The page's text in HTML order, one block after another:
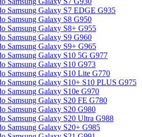
Samsung Galaxy S7 EDGE G935
Samsung Galaxy S8 G950
Samsung Galaxy S8+ G955
Samsung Galaxy S9 G960
Samsung Galaxy S9+ G965
Samsung Galaxy S10 5G G977
Samsung Galaxy S10 G973
Samsung Galaxy S10 Lite G770
Samsung Galaxy S10+ S10 PLUS G975
Samsung Galaxy S10e G970
Samsung Galaxy S20 FE G780
Samsung Galaxy S20 G980
Samsung Galaxy S20 Ultra G988
Samsung Galaxy S20+ G985